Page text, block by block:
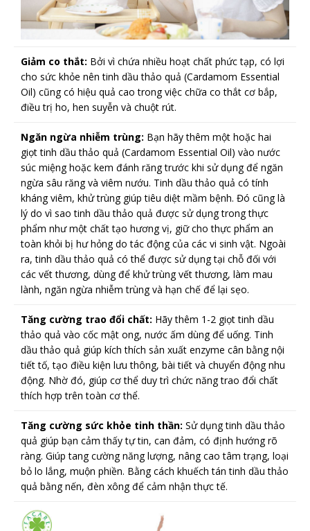
Giảm co thắt: Bởi vì chứa nhiều hoạt chất phức tạp, có lợi
cho sức khỏe nên tinh dầu thảo quả (Cardamom Essential
Oil) cũng có hiệu quả cao trong việc chữa co thắt cơ bắp,
điều trị ho, hen suyễn và chuột rút.
Ngăn ngừa nhiễm trùng: Bạn hãy thêm một hoặc hai
giọt tinh dầu thảo quả (Cardamom Essential Oil) vào nước
súc miệng hoặc kem đánh răng trước khi sử dụng để ngăn
ngừa sâu răng và viêm nướu. Tinh dầu thảo quả có tính
kháng viêm, khử trùng giúp tiêu diệt mầm bệnh. Đó cũng là
lý do vì sao tinh dầu thảo quả được sử dụng trong thực
phẩm như một chất tạo hương vị, giữ cho thực phẩm an
toàn khỏi bị hư hỏng do tác động của các vi sinh vật. Ngoài
ra, tinh dầu thảo quả có thể được sử dụng tại chỗ đối với
các vết thương, dùng để khử trùng vết thương, làm mau
lành, ngăn ngừa nhiễm trùng và hạn chế để lại sẹo.
Tăng cường trao đổi chất: Hãy thêm 1-2 giọt tinh dầu
thảo quả vào cốc mật ong, nước ấm dùng để uống. Tinh
dầu thảo quả giúp kích thích sản xuất enzyme cân bằng nội
tiết tố, tạo điều kiện lưu thông, bài tiết và chuyển động nhu
động. Nhờ đó, giúp cơ thể duy trì chức năng trao đổi chất
thích hợp trên toàn cơ thể.
Tăng cường sức khỏe tinh thần: Sử dụng tinh dầu thảo
quả giúp bạn cảm thấy tự tin, can đảm, có định hướng rõ
ràng. Giúp tang cường năng lượng, nâng cao tâm trạng, loại
bỏ lo lắng, muộn phiền. Bằng cách khuếch tán tinh dầu thảo
quả bằng nến, đèn xông để cảm nhận thực tế.